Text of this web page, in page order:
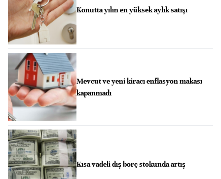
Konutta yılın en yüksek aylık satışı
Mevcut ve yeni kiracı enflasyon makası
kapanmadı
Kısa vadeli dış borç stokunda artış